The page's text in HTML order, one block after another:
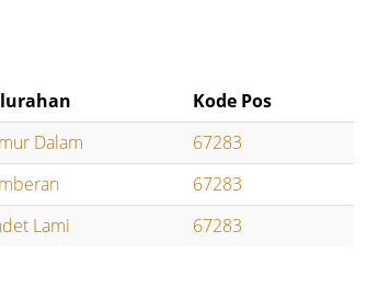
Kode Pos
Dalam
67283
67283
Lami 67283